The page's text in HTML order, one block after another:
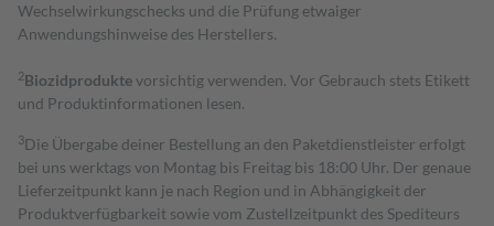
Wechselwirkungschecks und die Prüfung etwaiger
Anwendungshinweise des Herstellers.
2Biozidproduktevorsichtig verwenden. Vor Gebrauch stets Etikett
und Produktinformationen lesen.
3Die Übergabe deiner Bestellung an den Paketdienstleister erfolgt
bei uns werktags von Montag bis Freitag bis 18:00 Uhr. Der genaue
Lieferzeitpunkt kann je nach Region und in Abhängigkeit der
Produktverfügbarkeit sowie vom Zustellzeitpunkt des Spediteurs